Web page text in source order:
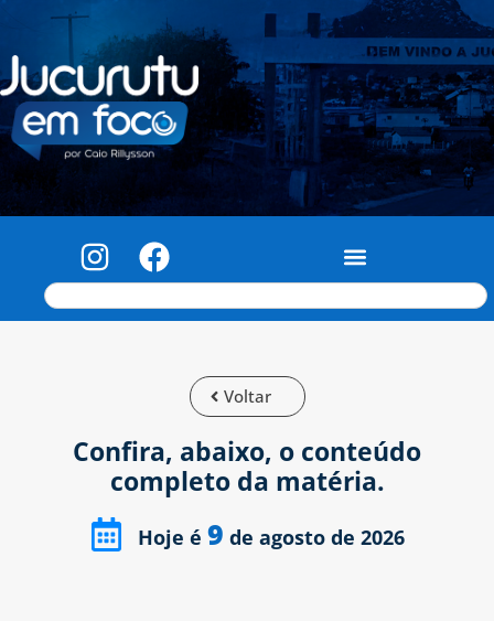
Voltar
Confira, abaixo, o conteúdo
completo da matéria.
Hoje é 9 de agosto de 2026